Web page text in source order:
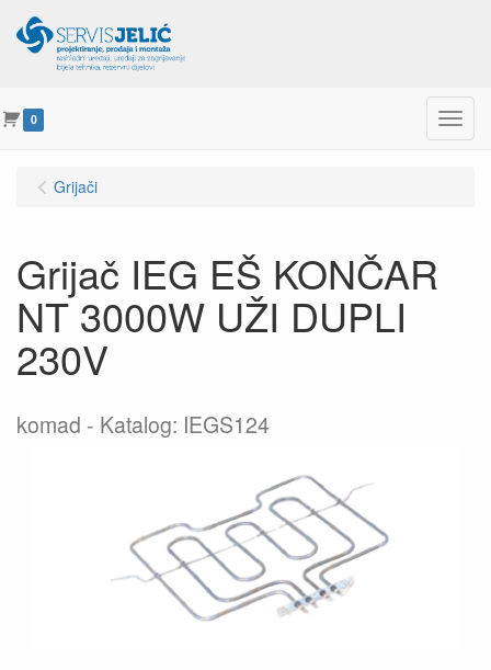
0 Menu
Grijači
Grijač IEG EŠ KONČAR
NT 3000W UŽI DUPLI
230V
komad Katalog: IEGS124